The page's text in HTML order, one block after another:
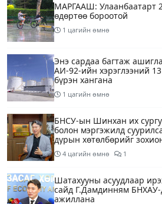
МАРГААШ: Улаанбаатарт
өдөртөө бороотой
1 цагийн өмнө
Энэ сардаа багтаж
АИ-92-ийн хэрэглээний
бүрэн хангана
1 цагийн өмнө
БНСУ-ын Шинхан их
болон мэргэжилд
дурын хөтөлбөрийг
4 цагийн өмнө 1
Шатахууны асуудлаар
сайд Г.Дамдинням БНХАУ-
ажиллана